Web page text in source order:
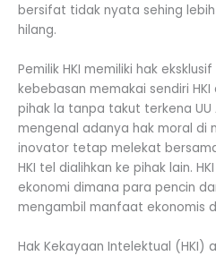
bersifat tidak nyata sehing
hilang.
Pemilik HKI memiliki hak
kebebasan memakai sendiri HKI
pihak la tanpa takut terkena UU
mengenal adanya hak moral di
inovator tetap melekat
HKI tel dialihkan ke pihak lain.
ekonomi dimana para pencin
mengambil manfaat ekonomis
Hak Kekayaan Intelektual (HKI)